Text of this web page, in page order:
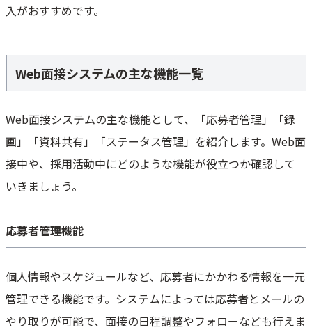
入がおすすめです。
Web面接システムの主な機能一覧
Web面接システムの主な機能として、「応募者管理」「録
画」「資料共有」「ステータス管理」を紹介します。Web面
接中や、採用活動中にどのような機能が役立つか確認して
いきましょう。
応募者管理機能
個人情報やスケジュールなど、応募者にかかわる情報を一元
管理できる機能です。システムによっては応募者とメールの
やり取りが可能で、面接の日程調整やフォローなども行えま